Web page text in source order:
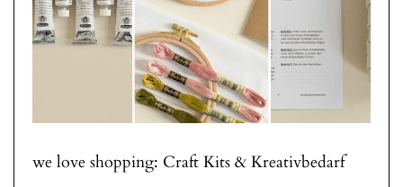
we love shopping: Craft Kits & Kreativbedarf